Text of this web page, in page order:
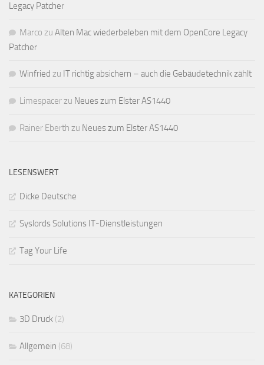
Legacy Patcher
Marco zu Alten Mac wiederbeleben mit dem OpenCore Legacy
Patcher
Winfried zu IT richtig absichern – auch die Gebäudetechnik zählt
Limespacerzu Neues zum Elster AS1440
Rainer Eberth zu Neues zum Elster AS1440
LESENSWERT
Dicke Deutsche
Syslords Solutions IT-Dienstleistungen
Tag Your Life
KATEGORIEN
3D Druck (2)
Allgemein (68)